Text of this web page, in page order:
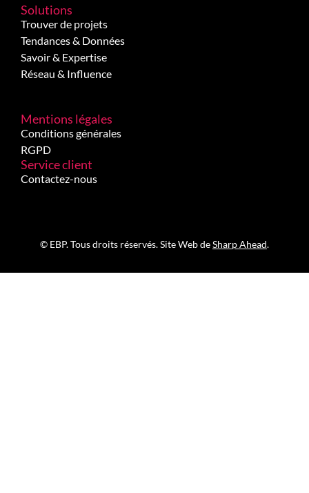
Solutions
Trouver de projets
Tendances & Données
Savoir & Expertise
Réseau & Influence
Mentions légales
Conditions générales
RGPD
Service client
Contactez-nous
© EBP. Tous droits réservés. Site Web deSharp Ahead.